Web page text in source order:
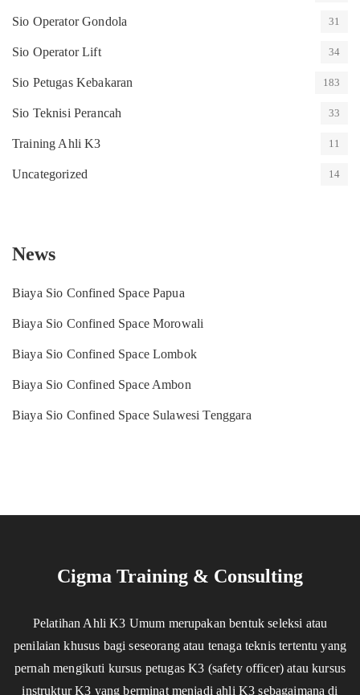
Sio Operator Gondola 31
Sio Operator Lift 34
Sio Petugas Kebakaran 183
Sio Teknisi Perancah 33
Training Ahli K3 11
Uncategorized 14
News
Biaya Sio Confined Space Papua
Biaya Sio Confined Space Morowali
Biaya Sio Confined Space Lombok
Biaya Sio Confined Space Ambon
Biaya Sio Confined Space Sulawesi Tenggara
Cigma Training & Consulting
Pelatihan Ahli K3 Umum merupakan bentuk seleksi atau
penilaian khusus bagi seseorang atau tenaga teknis tertentu yang
pernah mengikuti kursus petugas K3 (safety officer) atau kursus
instruktur K3 yang berminat menjadi ahli K3 sebagaimana di